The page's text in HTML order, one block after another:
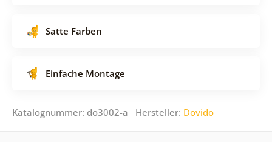
Satte Farben
Einfache Montage
Katalognummer: do3002-a Hersteller: Dovido